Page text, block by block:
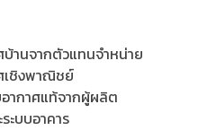
บ้านจากตัวแทนจำหน่าย
เชิงพาณิชย์
อากาศแท้จากผู้ผลิต
ะบบอาคาร